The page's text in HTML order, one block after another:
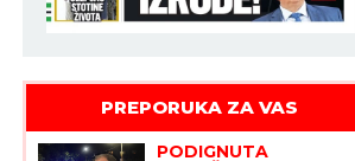
PREPORUKA ZA VAS
PODIGNUTA